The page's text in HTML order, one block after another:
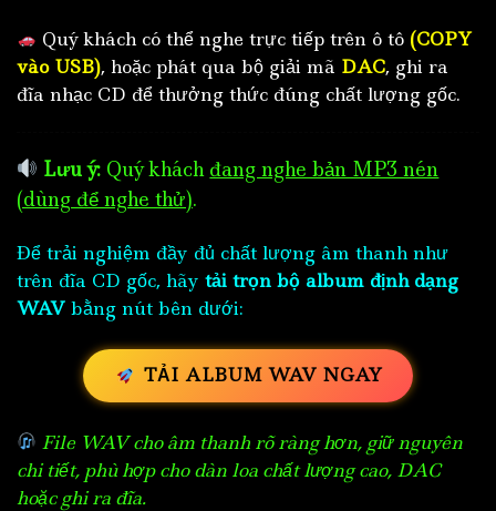
Quý khách có thể nghe trực tiếp trên ô tô (COPY
vào USB), hoặc phát qua bộ giải mã DAC, ghi ra
đĩa nhạc CD để thưởng thức đúng chất lượng gốc.
Lưu ý: Quý khách đang nghe bản MP3 nén
(dùng để nghe thử).
Để trải nghiệm đầy đủ chất lượng âm thanh như
trên đĩa CD gốc, hãy tải trọn bộ album định dạng
WAV bằng nút bên dưới:
TẢI ALBUM WAV NGAY
File WAV cho âm thanh rõ ràng hơn, giữ nguyên
chi tiết, phù hợp cho dàn loa chất lượng cao, DAC
hoặc ghi ra đĩa.